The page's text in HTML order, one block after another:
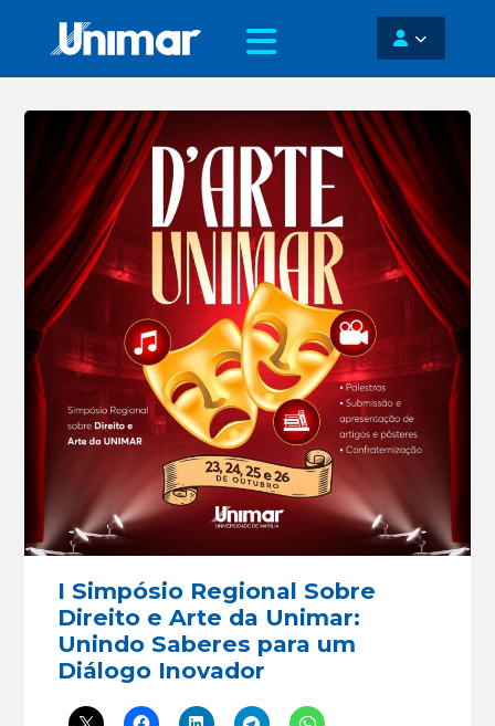
I Simpósio Regional Sobre
Direito e Arte da Unimar:
Unindo Saberes para um
Diálogo Inovador